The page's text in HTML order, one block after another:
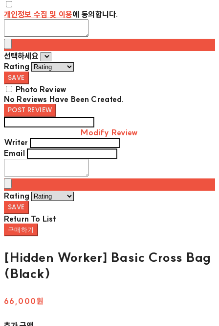
개인정보 수집 및 이용에 동의합니다.
선택하세요
Rating
SAVE
Photo Review
No Reviews Have Been Created.
POST REVIEW
Modify Review
Writer
Email
Rating
SAVE
Return To List
구매하기
[Hidden Worker] Basic Cross Bag
(Black)
66,000원